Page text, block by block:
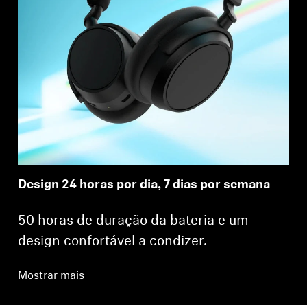
Design 24 horas por dia, 7 dias por semana
50 horas de duração da bateria e um
design confortável a condizer.
Mostrar mais